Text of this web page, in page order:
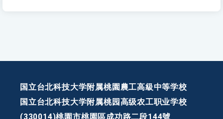
国立台北科技大学附属桃園農工高級中等学校
国立台北科技大学附属桃园高级农工职业学校
(330014)桃園市桃園區成功路二段144號